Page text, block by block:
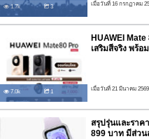
1.7k 3 เมื่อวันที่ 16 กรกฏาคม
7.0k 1
HUAWEI
เสริมสีจริง พร้อ
เมื่อวันที่ 21 มีนาคม 2569
สรุปรุ่นและราค
899 บาท มีส่วน